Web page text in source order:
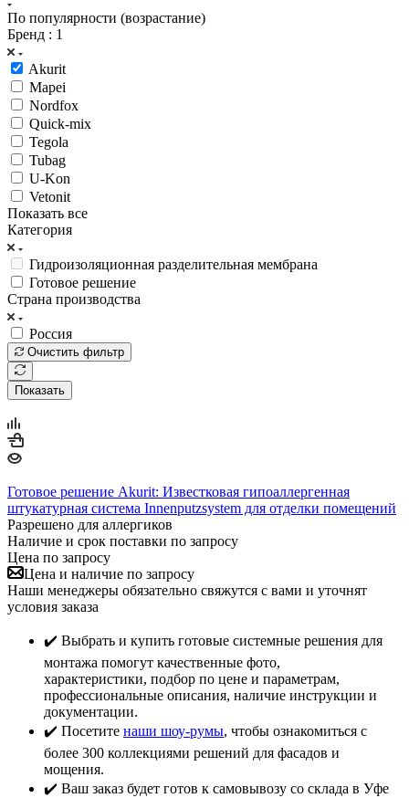
По популярности (возрастание)
Бренд : 1
Akurit
Mapei
Nordfox
Quick-mix
Tegola
Tubag
U-Kon
Vetonit
Показать все
Категория
Гидроизоляционная разделительная мембрана
Готовое решение
Страна производства
Россия
Очистить фильтр
Показать
Готовое решение Akurit: Известковая гипоаллергенная
штукатурная система Innenputzsystem для отделки помещений
Разрешено для аллергиков
Наличие и срок поставки по запросу
Цена по запросу
Цена и наличие по запросу
Наши менеджеры обязательно свяжутся с вами и уточнят
условия заказа
✔️ Выбрать и купить готовые системные решения для
монтажа помогут качественные фото,
характеристики, подбор по цене и параметрам,
профессиональные описания, наличие инструкции и
документации.
✔️ Посетите наши шоу-румы, чтобы ознакомиться с
более 300 коллекциями решений для фасадов и
мощения.
✔️ Ваш заказ будет готов к самовывозу со склада в Уфе